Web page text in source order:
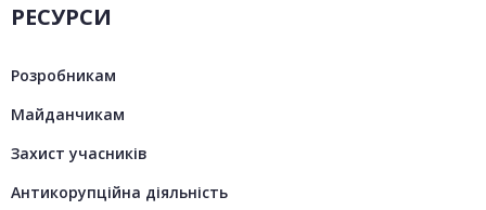
РЕСУРСИ
Розробникам
Майданчикам
Захист учасників
Антикорупційна діяльність